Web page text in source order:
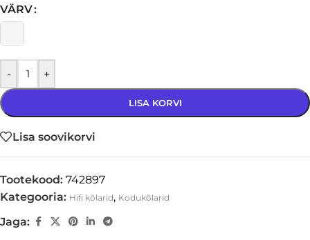
VÄRV
- +
LISA KORVI
Lisa soovikorvi
Tootekood: 742897
Kategooria: Hifi kõlarid, Kodukõlarid
Jaga: